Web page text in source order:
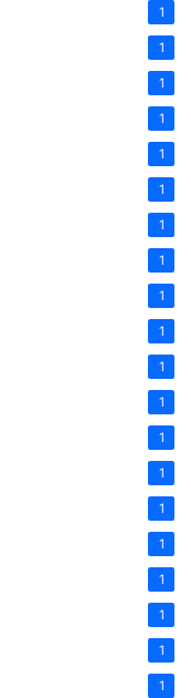
1
1
1
1
1
1
1
1
1
1
1
1
1
1
1
1
1
1
1
1